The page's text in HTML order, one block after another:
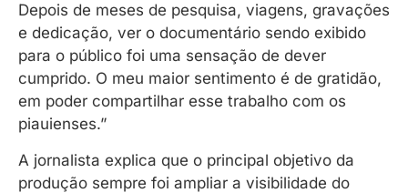
Depois de meses de pesquisa, viagens, gravações
e dedicação, ver o documentário sendo exibido
para o público foi uma sensação de dever
cumprido. O meu maior sentimento é de gratidão,
em poder compartilhar esse trabalho com os
piauienses.”
A jornalista explica que o principal objetivo da
produção sempre foi ampliar a visibilidade do